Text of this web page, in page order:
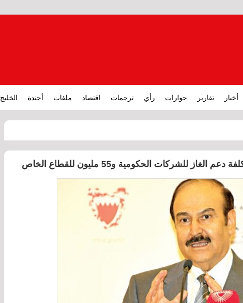
أخبار تقارير حوارات رأي ترجمات اقتصاد ملفات أجندة الخليج